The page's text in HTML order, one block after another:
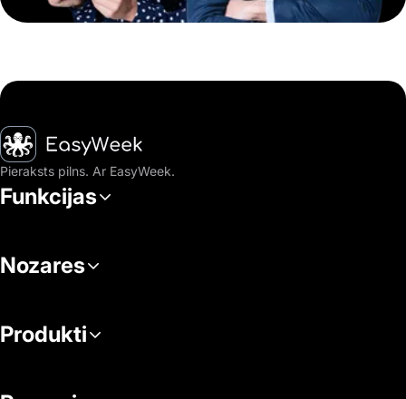
Sākumlapa
Pieraksts pilns. Ar EasyWeek.
Funkcijas
Nozares
Produkti